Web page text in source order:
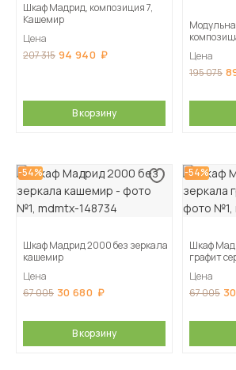
Шкаф Мадрид, композиция 7,
Кашемир
Цена
207 315 94 940
В корзину
Цена
195 075
-54%
Шкаф Мадрид 2000 без зеркала
кашемир
Цена
67 005 30 680
В корзину
-54%
Шкаф
графит
Цена
67 005